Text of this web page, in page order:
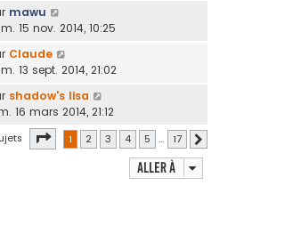
mawu
15 nov. 2014, 10:25
Claude
13 sept. 2014, 21:02
shadow's lisa
16 mars 2014, 21:12
Page sur 17
1 2 3 4 5 … 17
Aller à